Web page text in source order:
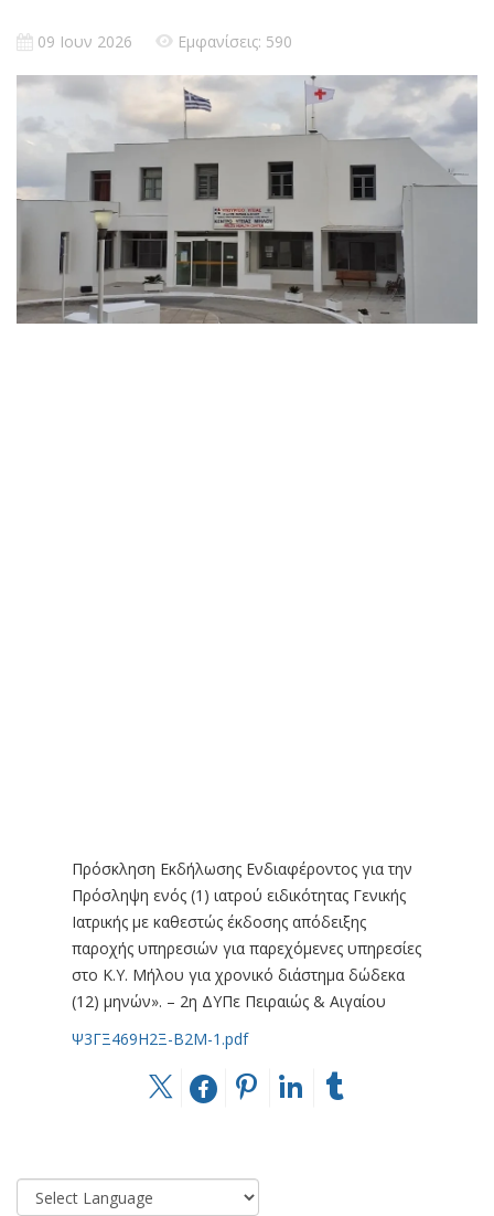
09 Ιουν 2026 Εμφανίσεις: 590
Πρόσκληση Εκδήλωσης Ενδιαφέροντος για την
Πρόσληψη ενός (1) ιατρού ειδικότητας Γενικής
Ιατρικής με καθεστώς έκδοσης απόδειξης
παροχής υπηρεσιών για παρεχόμενες υπηρεσίες
στο Κ.Υ. Μήλου για χρονικό διάστημα δώδεκα
(12) μηνών». – 2η ΔΥΠε Πειραιώς & Αιγαίου
Ψ3ΓΞ469Η2Ξ-Β2Μ-1.pdf